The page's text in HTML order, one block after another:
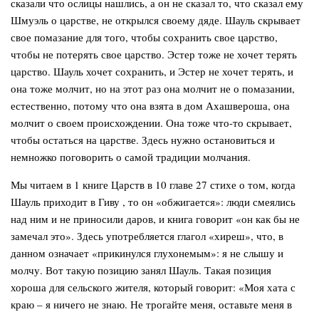
сказали что ослицы нашлись, а он не сказал то, что сказал ему
Шмуэль о царстве, не открылся своему дяде. Шауль скрывает
свое помазание для того, чтобы сохранить свое царство,
чтобы не потерять свое царство. Эстер тоже не хочет терять
царство. Шауль хочет сохранить, и Эстер не хочет терять, и
она тоже молчит, но на этот раз она молчит не о помазании,
естественно, потому что она взята в дом Ахашвероша, она
молчит о своем происхождении. Она тоже что-то скрывает,
чтобы остаться на царстве. Здесь нужно остановиться и
немножко поговорить о самой традиции молчания.
Мы читаем в 1 книге Царств в 10 главе 27 стихе о том, когда
Шауль приходит в Гиву , то он «обжигается»: люди смеялись
над ним и не приносили даров, и книга говорит «он как бы не
замечал это». Здесь употребляется глагол «хиреш», что, в
данном означает «прикинулся глухонемым»: я не слышу и
молчу. Вот такую позицию занял Шауль. Такая позиция
хороша для сельского жителя, который говорит: «Моя хата с
краю – я ничего не знаю. Не трогайте меня, оставьте меня в